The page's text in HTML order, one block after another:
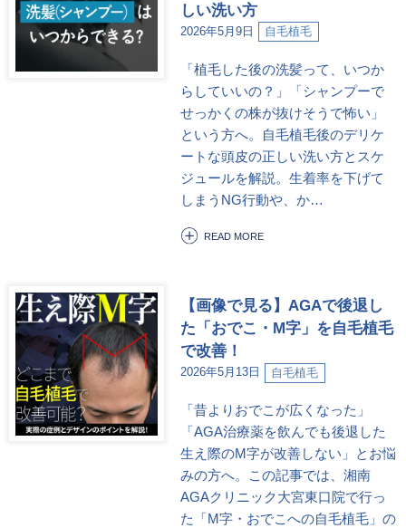
2026年5月9日 自毛植毛
しい洗い方
「植毛した後の洗髪って、いつか
らしていいの？」「シャンプーで
せっかくの株が抜けそうで怖い」
という方へ。自毛植毛後のデリケ
ートな頭皮の正しい洗い方とスケ
ジュールを解説。生着率を下げて
しまうNG行動や、か…
READ MORE
2026年5月13日 自毛植毛
【画像で見る】AGAで後退し
た「おでこ・M字」を自毛植毛
で改善！
「昔よりおでこが広くなった」
「AGA治療薬を飲んでも後退した
生え際のM字が改善しない」とお悩
みの方へ。この記事では、湘南
AGAクリニック大宮東口院で行っ
た「M字・おでこへの自毛植毛」の